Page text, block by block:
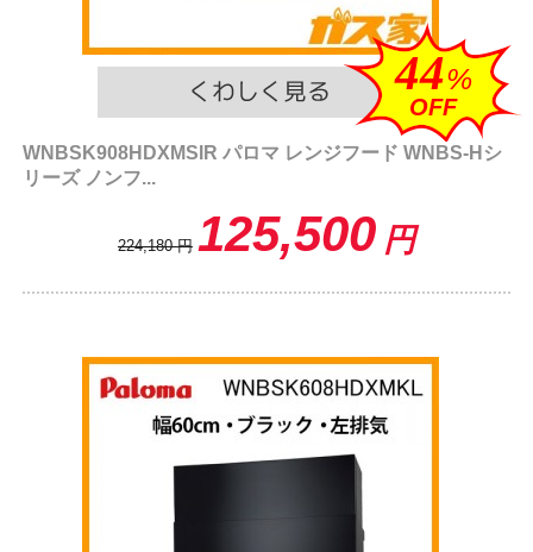
44%
OFF
WNBSK908HDXMSIR パロマ レンジフード WNBS-Hシ
リーズ ノンフ...
224,180 円 125,500 円